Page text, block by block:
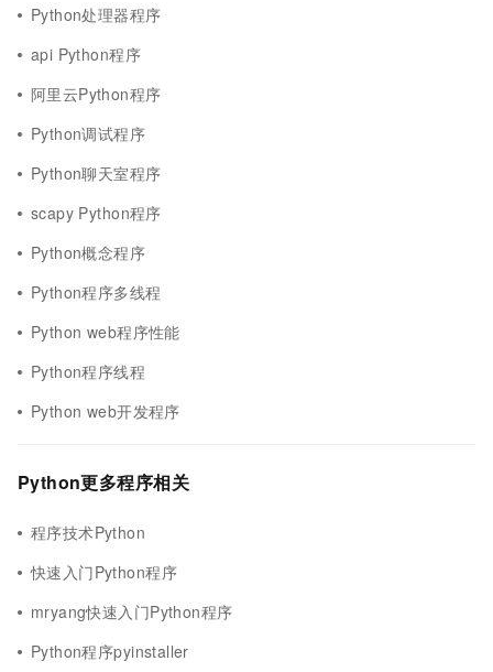
Python处理器程序
api Python程序
阿里云Python程序
Python调试程序
Python聊天室程序
scapy Python程序
Python概念程序
Python程序多线程
Python web程序性能
Python程序线程
Python web开发程序
Python更多程序相关
程序技术Python
快速入门Python程序
mryang快速入门Python程序
Python程序pyinstaller